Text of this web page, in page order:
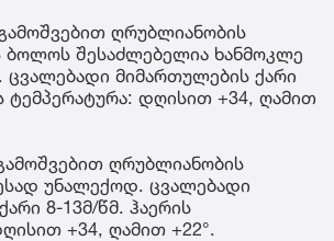
ღრუბლიანობის
ბოლოს შესაძლებელია ხანმოკლე
ცვალებადი მიმართულების ქარი
ტემპერატურა: დღისით +34, ღამით
ღრუბლიანობის
უნალექოდ. ცვალებადი
8-13მ/წმ. ჰაერის
+34, ღამით +22°.